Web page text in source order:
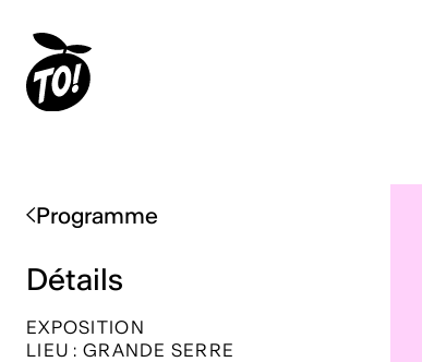
Programme
Détails
EXPOSITION
LIEU : GRANDE SERRE